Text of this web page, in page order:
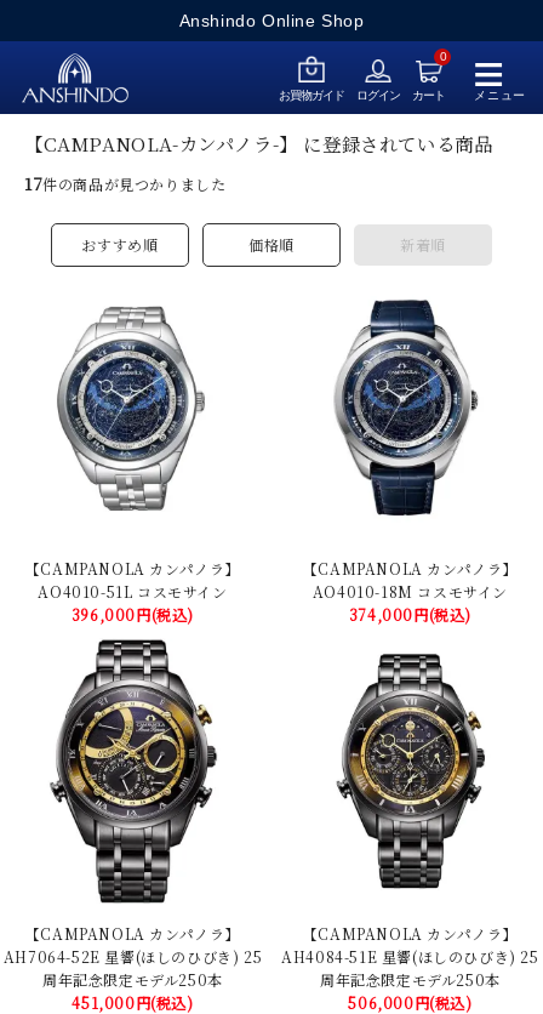
Anshindo Online Shop
≡
メニュー
お買物ガイド ログイン
0
カート
【CAMPANOLA-カンパノラ-】 に登録されている商品
17件の商品が見つかりました
おすすめ順 価格順 新着順
【CAMPANOLA カンパノラ】
AO4010-51L コスモサイン
396,000円(税込)
【CAMPANOLA カンパノラ】
AO4010-18M コスモサイン
374,000円(税込)
【CAMPANOLA カンパノラ】
AH7064-52E 星響(ほしのひびき) 25
周年記念限定モデル250本
451,000円(税込)
【CAMPANOLA カンパノラ】
AH4084-51E 星響(ほしのひびき) 25
周年記念限定モデル250本
506,000円(税込)